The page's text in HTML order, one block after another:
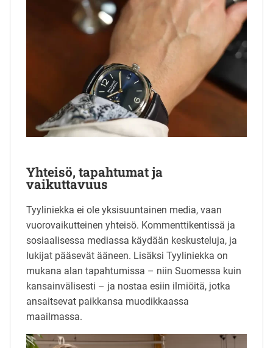
Yhteisö, tapahtumat ja
vaikuttavuus
Tyyliniekka ei ole yksisuuntainen media, vaan
vuorovaikutteinen yhteisö. Kommenttikentissä ja
sosiaalisessa mediassa käydään keskusteluja, ja
lukijat pääsevät ääneen. Lisäksi Tyyliniekka on
mukana alan tapahtumissa – niin Suomessa kuin
kansainvälisesti – ja nostaa esiin ilmiöitä, jotka
ansaitsevat paikkansa muodikkaassa
maailmassa.